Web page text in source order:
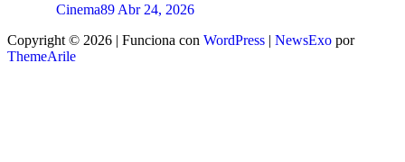
Cinema89 Abr 24, 2026
Copyright © 2026 | Funciona con WordPress | NewsExo por
ThemeArile